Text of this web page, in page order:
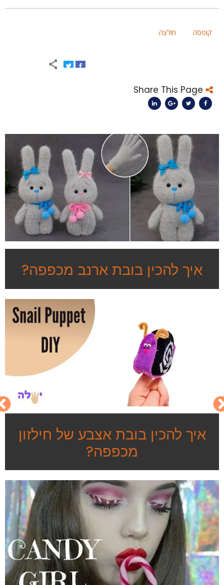
קופסה חולצה
Share This Page
איך להכין בובת ארנב מכפפה?
איך להכין בובת אצבע של חילזון
מכפפה?